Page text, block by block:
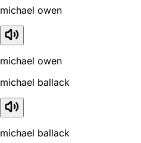
michael owen
michael owen
michael ballack
michael ballack